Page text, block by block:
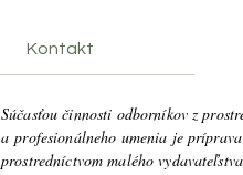
Súčasťou činnosti odborníkov z
a profesionálneho umenia je
prostredníctvom malého
Kontakt